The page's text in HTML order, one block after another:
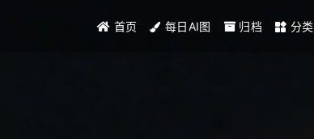
首页 每日AI图 归档 分类